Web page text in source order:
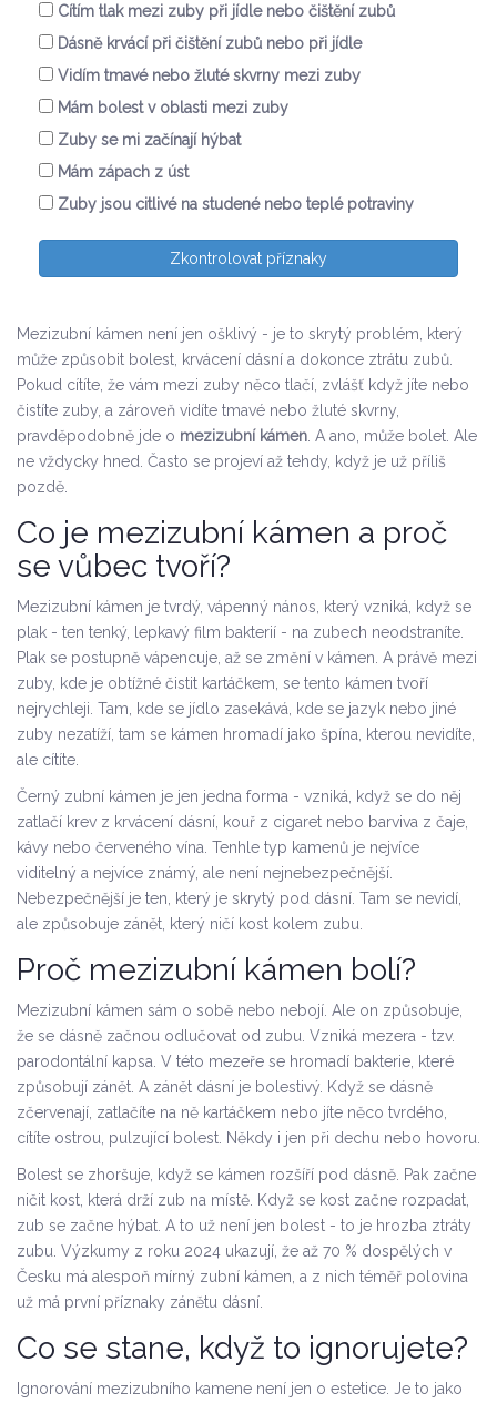
Cítím tlak mezi zuby při jídle nebo čištění zubů
Dásně krvácí při čištění zubů nebo při jídle
Vidím tmavé nebo žluté skvrny mezi zuby
Mám bolest v oblasti mezi zuby
Zuby se mi začínají hýbat
Mám zápach z úst
Zuby jsou citlivé na studené nebo teplé potraviny
Zkontrolovat příznaky
Mezizubní kámen není jen ošklivý - je to skrytý problém, který
může způsobit bolest, krvácení dásní a dokonce ztrátu zubů.
Pokud cítíte, že vám mezi zuby něco tlačí, zvlášť když jíte nebo
čistíte zuby, a zároveň vidíte tmavé nebo žluté skvrny,
pravděpodobně jde o mezizubní kámen . A ano, může bolet. Ale
ne vždycky hned. Často se projeví až tehdy, když je už příliš
pozdě.
Co je mezizubní kámen a proč
se vůbec tvoří?
Mezizubní kámen je tvrdý, vápenný nános, který vzniká, když se
plak - ten tenký, lepkavý film bakterií - na zubech neodstraníte.
Plak se postupně vápencuje, až se změní v kámen. A právě mezi
zuby, kde je obtížné čistit kartáčkem, se tento kámen tvoří
nejrychleji. Tam, kde se jídlo zasekává, kde se jazyk nebo jiné
zuby nezatíží, tam se kámen hromadí jako špína, kterou nevidíte,
ale cítíte.
Černý zubní kámen je jen jedna forma - vzniká, když se do něj
zatlačí krev z krvácení dásní, kouř z cigaret nebo barviva z čaje,
kávy nebo červeného vína. Tenhle typ kamenů je nejvíce
viditelný a nejvíce známý, ale není nejnebezpečnější.
Nebezpečnější je ten, který je skrytý pod dásní. Tam se nevidí,
ale způsobuje zánět, který ničí kost kolem zubu.
Proč mezizubní kámen bolí?
Mezizubní kámen sám o sobě nebo nebojí. Ale on způsobuje,
že se dásně začnou odlučovat od zubu. Vzniká mezera - tzv.
parodontální kapsa. V této mezeře se hromadí bakterie, které
způsobují zánět. A zánět dásní je bolestivý. Když se dásně
zčervenají, zatlačíte na ně kartáčkem nebo jíte něco tvrdého,
cítíte ostrou, pulzující bolest. Někdy i jen při dechu nebo hovoru.
Bolest se zhoršuje, když se kámen rozšíří pod dásně. Pak začne
ničit kost, která drží zub na místě. Když se kost začne rozpadat,
zub se začne hýbat. A to už není jen bolest - to je hrozba ztráty
zubu. Výzkumy z roku 2024 ukazují, že až 70 % dospělých v
Česku má alespoň mírný zubní kámen, a z nich téměř polovina
už má první příznaky zánětu dásní.
Co se stane, když to ignorujete?
Ignorování mezizubního kamene není jen o estetice. Je to jako